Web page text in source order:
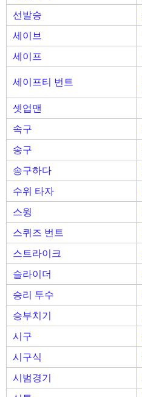
선발승
세이브
세이프
세이프티 번트
셋업맨
속구
송구
송구하다
수위 타자
스윙
스퀴즈 번트
스트라이크
슬라이더
승리 투수
승부치기
시구
시구식
시범경기